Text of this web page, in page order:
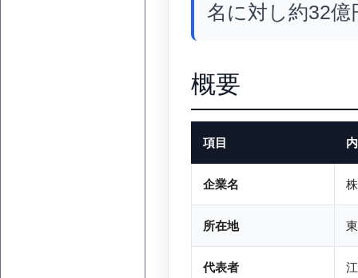
名に対し約32億
概要
項目
企業名
所在地
代表者